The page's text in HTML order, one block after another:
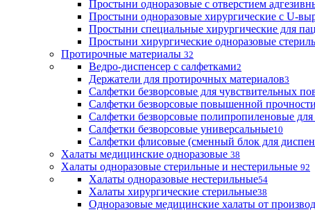
Простыни одноразовые с отверстием
Простыни одноразовые хирургические с U-
Простыни специальные хирургические для
Простыни хирургические одноразовые
Протирочные материалы 32
Ведро-диспенсер с салфетками2
Держатели для протирочных материалов3
Салфетки безворсовые для чувствительных
Салфетки безворсовые повышенной прочности
Салфетки безворсовые полипропиленовые
Салфетки безворсовые универсальные10
Салфетки флисовые (сменный блок для
Халаты медицинские одноразовые 38
Халаты одноразовые стерильные и нестерильные 92
Халаты одноразовые нестерильные54
Халаты хирургические стерильные38
Одноразовые медицинские халаты от